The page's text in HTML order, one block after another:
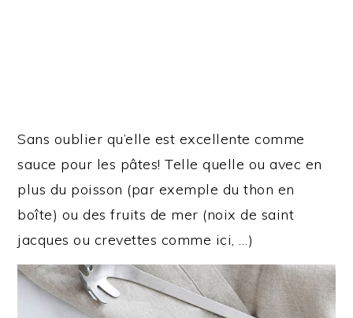
Sans oublier qu’elle est excellente comme
sauce pour les pâtes! Telle quelle ou avec en
plus du poisson (par exemple du thon en
boîte) ou des fruits de mer (noix de saint
jacques ou crevettes comme ici, …)